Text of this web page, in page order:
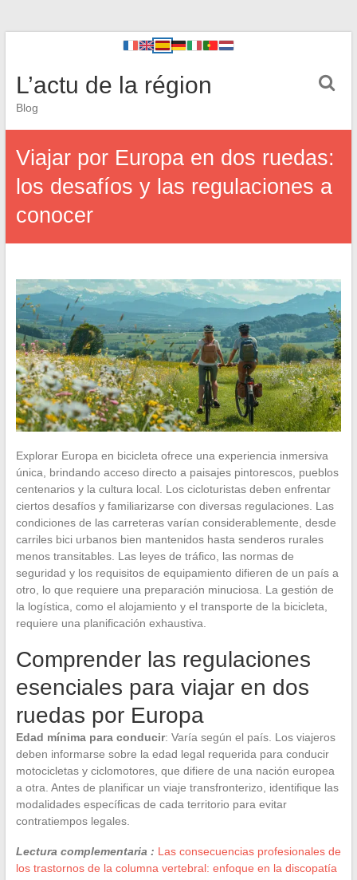
L’actu de la région
Blog
Viajar por Europa en dos ruedas:
los desafíos y las regulaciones a
conocer
Explorar Europa en bicicleta ofrece una experiencia inmersiva
única, brindando acceso directo a paisajes pintorescos, pueblos
centenarios y la cultura local. Los cicloturistas deben enfrentar
ciertos desafíos y familiarizarse con diversas regulaciones. Las
condiciones de las carreteras varían considerablemente, desde
carriles bici urbanos bien mantenidos hasta senderos rurales
menos transitables. Las leyes de tráfico, las normas de
seguridad y los requisitos de equipamiento difieren de un país a
otro, lo que requiere una preparación minuciosa. La gestión de
la logística, como el alojamiento y el transporte de la bicicleta,
requiere una planificación exhaustiva.
Comprender las regulaciones
esenciales para viajar en dos
ruedas por Europa
Edad mínima para conducir: Varía según el país. Los viajeros
deben informarse sobre la edad legal requerida para conducir
motocicletas y ciclomotores, que difiere de una nación europea
a otra. Antes de planificar un viaje transfronterizo, identifique las
modalidades específicas de cada territorio para evitar
contratiempos legales.
Lectura complementaria : Las consecuencias profesionales de
los trastornos de la columna vertebral: enfoque en la discopatía